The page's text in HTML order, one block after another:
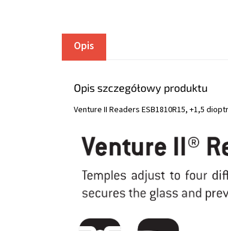
Opis
Opis szczegółowy produktu
Venture II Readers ESB1810R15, +1,5